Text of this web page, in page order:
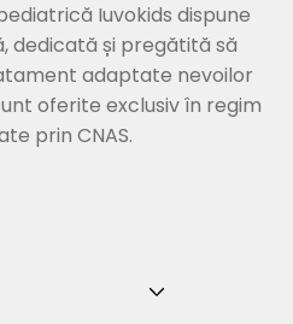
Iuvokids dispune
dedicată și pregătită să
adaptate nevoilor
oferite exclusiv în regim
prin CNAS.